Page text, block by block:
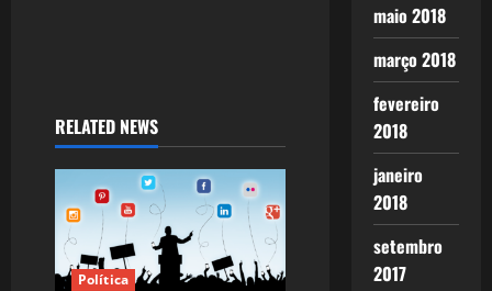
RELATED NEWS
Política
maio 2018
março 2018
fevereiro
2018
janeiro
2018
setembro
2017